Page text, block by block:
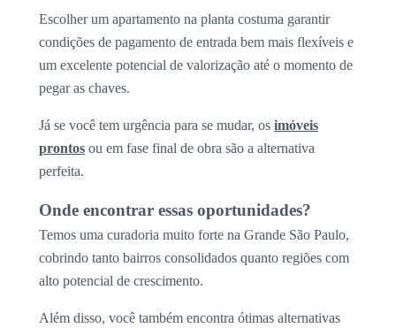
Escolher um apartamento na planta costuma garantir
condições de pagamento de entrada bem mais flexíveis e
um excelente potencial de valorização até o momento de
pegar as chaves.
Já se você tem urgência para se mudar, os imóveis
prontos ou em fase final de obra são a alternativa
perfeita.
Onde encontrar essas oportunidades?
Temos uma curadoria muito forte na Grande São Paulo,
cobrindo tanto bairros consolidados quanto regiões com
alto potencial de crescimento.
Além disso, você também encontra ótimas alternativas